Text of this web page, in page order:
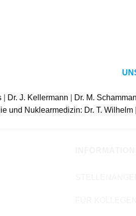
| Dr. J. Kellermann Dr. M.
und Nuklearmedizin: Dr. T. Wilhelm|